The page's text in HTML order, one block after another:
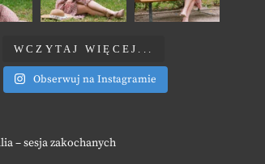
WCZYTAJ WIĘCEJ...
Obserwuj na Instagramie
– sesja zakochanych